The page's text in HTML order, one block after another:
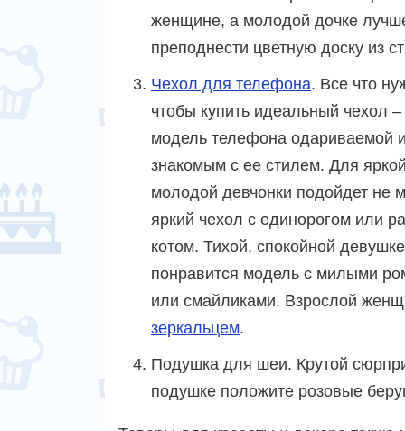
женщине, а молодой дочке
преподнести цветную доску из
Чехол для телефона. Все что
чтобы купить идеальный чехол –
модель телефона одариваемой
знакомым с ее стилем. Для
молодой девчонки подойдет не
яркий чехол с единорогом или
котом. Тихой, спокойной
понравится модель с милыми
или смайликами. Взрослой
зеркальцем.
Подушка для шеи. Крутой
подушке положите розовые